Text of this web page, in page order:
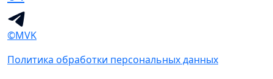
©MVK
Политика обработки персональных данных